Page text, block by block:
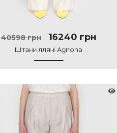
40598 грн 16240 грн
Штани лляні Agnona